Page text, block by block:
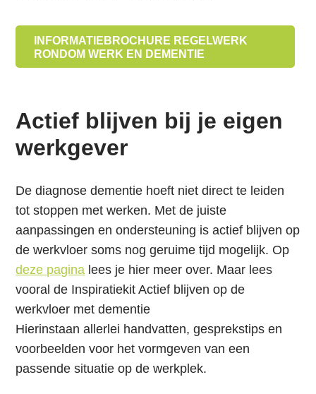
n
INFORMATIEBROCHURE REGELWERK
RONDOM WERK EN DEMENTIE
Actief blijven bij je eigen
werkgever
De diagnose dementie hoeft niet direct te leiden
tot stoppen met werken. Met de juiste
aanpassingen en ondersteuning is actief blijven op
de werkvloer soms nog geruime tijd mogelijk. Op
deze pagina lees je hier meer over. Maar lees
vooral de Inspiratiekit Actief blijven op de
werkvloer met dementie
Hierinstaan allerlei handvatten, gesprekstips en
voorbeelden voor het vormgeven van een
passende situatie op de werkplek.